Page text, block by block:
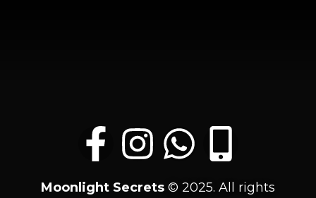
Moonlight Secrets © 2025. All rights